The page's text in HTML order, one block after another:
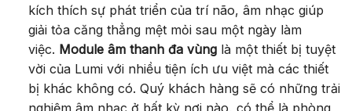
kích thích sự phát triển của trí não, âm nhạc giúp
giải tỏa căng thẳng mệt mỏi sau một ngày làm
việc. Module âm thanh đa vùnglà một thiết bị tuyệt
vời của Lumi với nhiều tiện ích ưu việt mà các thiết
bị khác không có. Quý khách hàng sẽ có những trải